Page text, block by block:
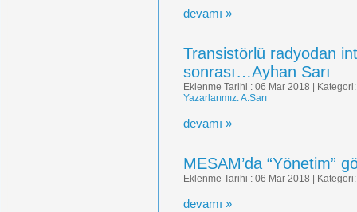
devamı »
Transistörlü radyodan
sonrası…Ayhan Sarı
Eklenme Tarihi : 06 Mar 2018 |
Yazarlarımız: A.Sarı
devamı »
MESAM’da “Yönetim”
Eklenme Tarihi : 06 Mar 2018 |
devamı »